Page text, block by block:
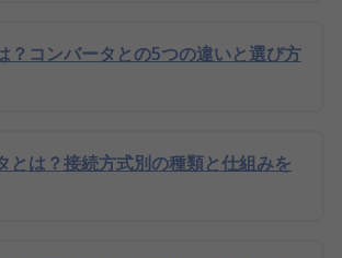
？コンバータとの5つの違いと選び方
とは？接続方式別の種類と仕組みを